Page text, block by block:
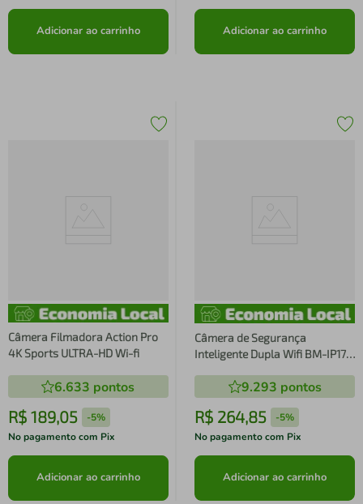
Adicionar ao carrinho Adicionar ao carrinho
Câmera Filmadora Action Pro
4K Sports ULTRA-HD Wi-fi
6.633 pontos
R$ 189,05 -5%
No pagamento com Pix
Adicionar ao carrinho
Câmera de Segurança
Inteligente Dupla Wifi BM-IP171
9.293 pontos
R$ 264,85 -5%
No pagamento com Pix
Adicionar ao carrinho